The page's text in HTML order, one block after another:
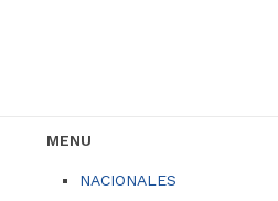
MENU
NACIONALES